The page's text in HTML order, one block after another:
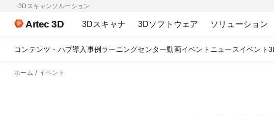
3Dスキャンソルーション
Artec 3D 3Dスキャナ 3Dソフトウェア ソリューション
コンテンツ・ハブ導入事例 ラーニングセンター動画イベント ニュースイベント
ホーム イベント